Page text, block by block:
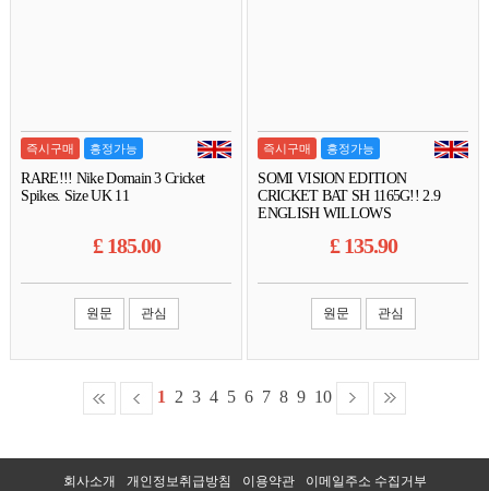
즉시구매 흥정가능
RARE!!! Nike Domain 3 Cricket
Spikes. Size UK 11
£185.00
원문 관심
즉시구매 흥정가능
SOMI VISION EDITION
CRICKET BAT SH 1165G!! 2.9
ENGLISH WILLOWS
£135.90
원문 관심
1 2 3 4 5 6 7 8 9 10
회사소개 개인정보취급방침 이용약관 이메일주소 수집거부